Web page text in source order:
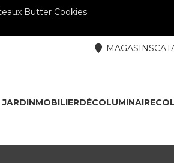
Butter Cookies
MAGASINS
JARDINMOBILIERDÉCOLUMINAIRE